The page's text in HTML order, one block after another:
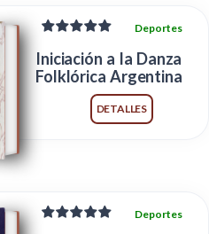
Deportes
Iniciación a la Danza
Folklórica Argentina
DETALLES
Deportes